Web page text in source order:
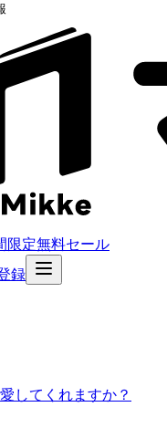
限定無料セール
録
してくれますか？